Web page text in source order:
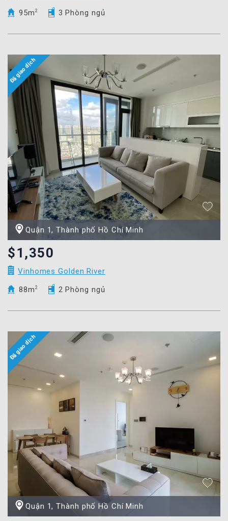
95m 2 3 Phòng ngủ
Quận 1, Thành phố Hồ Chí Minh
$1,350
Vinhomes Golden River
88m 2 2 Phòng ngủ
Quận 1, Thành phố Hồ Chí Minh